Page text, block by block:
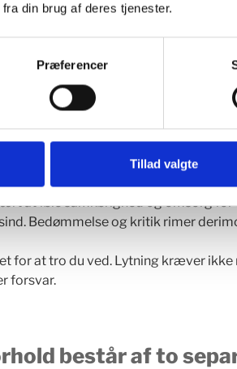
din brug af deres tjenester.
Præferencer
Tillad valgte
i parforhold
i et sundt parforhold er
det ser ud ovre i din partners
parforhold.
og du bliver fanget i dine historier
at føle samhørighed og omsorg for
Bedømmelse og kritik rimer
for at tro du ved. Lytning kræver
forsvar.
består af to